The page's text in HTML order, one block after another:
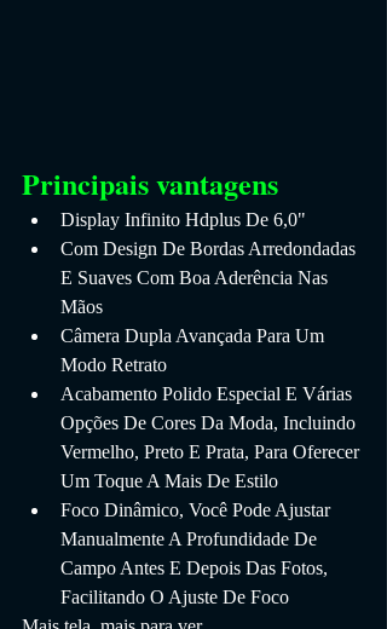
Principais vantagens
Display Infinito Hdplus De 6,0"
Com Design De Bordas Arredondadas
E Suaves Com Boa Aderência Nas
Mãos
Câmera Dupla Avançada Para Um
Modo Retrato
Acabamento Polido Especial E Várias
Opções De Cores Da Moda, Incluindo
Vermelho, Preto E Prata, Para Oferecer
Um Toque A Mais De Estilo
Foco Dinâmico, Você Pode Ajustar
Manualmente A Profundidade De
Campo Antes E Depois Das Fotos,
Facilitando O Ajuste De Foco